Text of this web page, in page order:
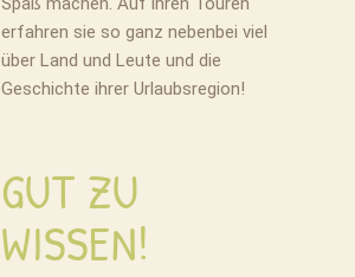
erfahren sie so ganz nebenbei viel
über Land und Leute und die
Geschichte ihrer Urlaubsregion!
GUT ZU
WISSEN!